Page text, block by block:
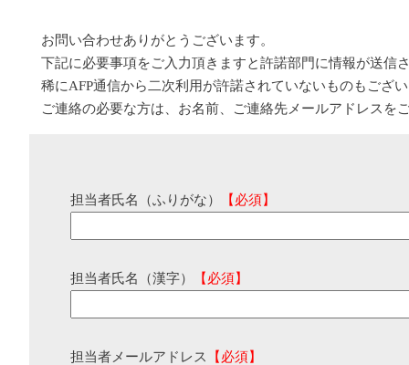
お問い合わせありがとうございます。
下記に必要事項をご入力頂きますと許諾部門に情報が送信
稀にAFP通信から二次利用が許諾されていないものもござ
ご連絡の必要な方は、お名前、ご連絡先メールアドレスを
担当者氏名（ふりがな） 【必須】
担当者氏名（漢字） 【必須】
担当者メールアドレス 【必須】